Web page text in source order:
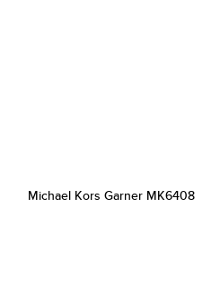
Michael Kors Garner MK6408